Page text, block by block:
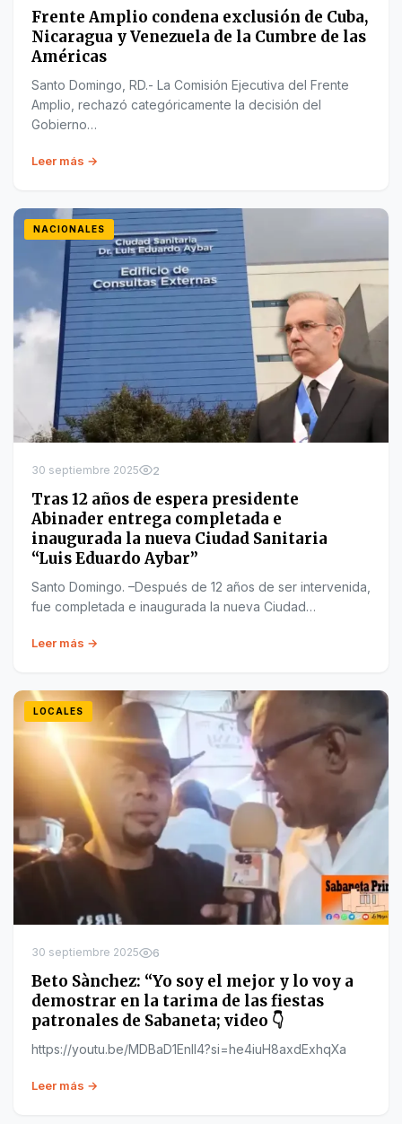
Frente Amplio condena exclusión de Cuba,
Nicaragua y Venezuela de la Cumbre de las
Américas
Santo Domingo, RD.- La Comisión Ejecutiva del Frente
Amplio, rechazó categóricamente la decisión del
Gobierno…
Leer más →
NACIONALES
30 septiembre 2025 2
Tras 12 años de espera presidente
Abinader entrega completada e
inaugurada la nueva Ciudad Sanitaria
“Luis Eduardo Aybar”
Santo Domingo. –Después de 12 años de ser intervenida,
fue completada e inaugurada la nueva Ciudad…
Leer más →
LOCALES
30 septiembre 2025 6
Beto Sànchez: “Yo soy el mejor y lo voy a
demostrar en la tarima de las fiestas
patronales de Sabaneta; video 👇
https://youtu.be/MDBaD1Enll4?si=he4iuH8axdExhqXa
Leer más →